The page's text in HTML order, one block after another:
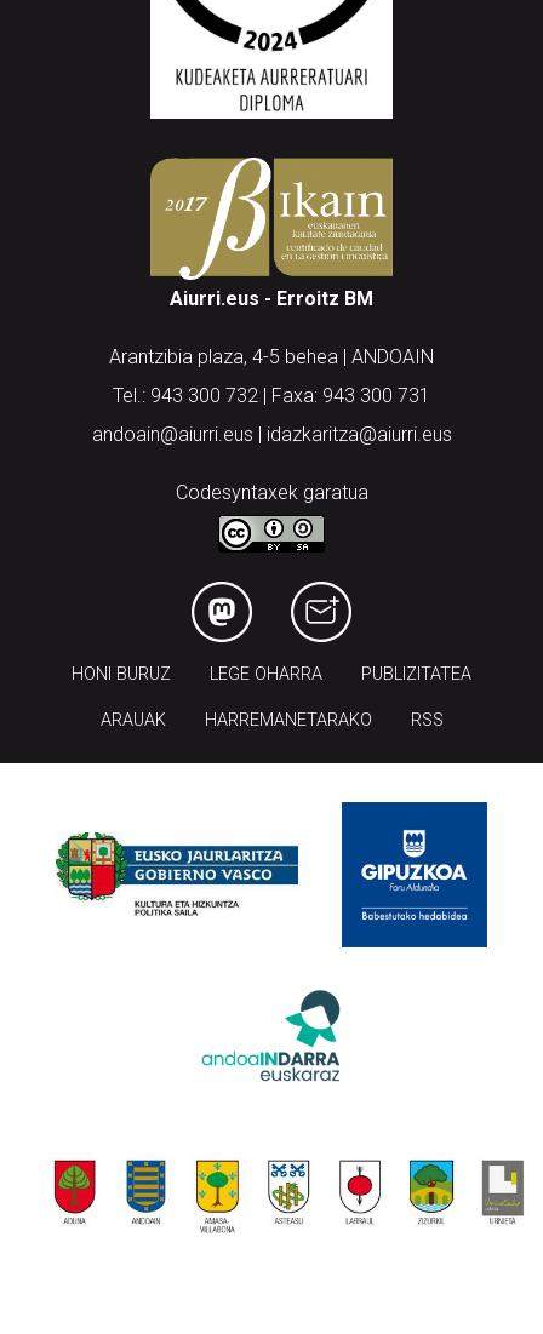
Aiurri.eus - Erroitz BM
Arantzibia plaza, 4-5 behea | ANDOAIN
Tel.: 943 300 732 | Faxa: 943 300 731
andoain@aiurri.eus | idazkaritza@aiurri.eus
Codesyntaxek garatua
HONI BURUZ LEGE OHARRA PUBLIZITATEA
ARAUAK HARREMANETARAKO RSS